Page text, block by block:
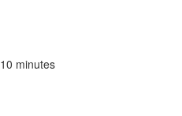
10 minutes